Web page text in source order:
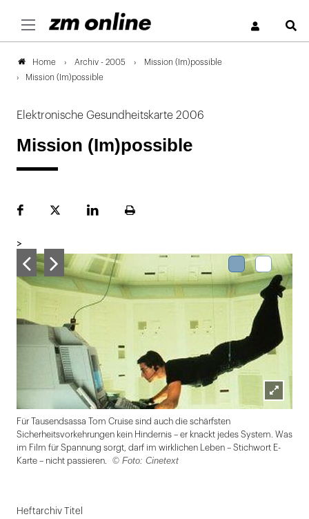
Home Archiv - 2005
Mission (Im)possible
Mission (Im)possible
Elektronische Gesundheitskarte 2006
Mission (Im)possible
FacebookPlattformLinekdInSeite
>
Lightbox
Für Tausendsassa Tom Cruise sind auch die schärfsten
Sicherheitsvorkehrungen kein Hindernis – er knackt jedes System. Was
im Film für Spannung sorgt, darf im wirklichen Leben – Stichwort E-
Karte – nicht passieren.
© Foto: Cinetext
1Heftarchiv Titel